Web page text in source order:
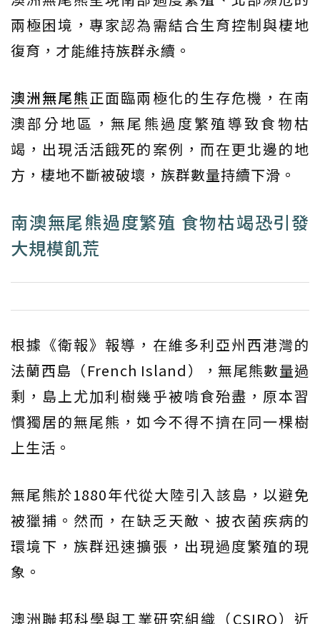
兩極困境，專家認為需結合生育控制與棲地
復育，才能維持族群永續。
澳洲無尾熊正面臨兩極化的生存危機，在南
澳部分地區，無尾熊過度繁殖導致食物枯
竭，出現活活餓死的案例，而在更北邊的地
方，棲地不斷被破壞，族群數量持續下滑。
南澳無尾熊過度繁殖 食物枯竭恐引發
大規模飢荒
根據《衛報》報導，在維多利亞州西港灣的
法蘭西島（French Island），無尾熊數量過
剩，島上尤加利樹幾乎被啃食殆盡，原本習
慣獨居的無尾熊，如今不得不擠在同一棵樹
上生活。
無尾熊於1880年代從大陸引入該島，以避免
被獵捕。然而，在缺乏天敵、披衣菌疾病的
環境下，族群迅速擴張，出現過度繁殖的現
象。
澳洲聯邦科學與工業研究組織（CSIRO）近